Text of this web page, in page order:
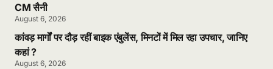
CM सैनी
August 6, 2026
कांवड़ मार्गों पर दौड़ रहीं बाइक एंबुलेंस, मिनटों में मिल रहा उपचार, जानिए
कहां ?
August 6, 2026